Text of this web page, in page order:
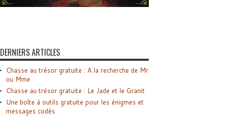
DERNIERS ARTICLES
Chasse au trésor gratuite : A la recherche de Mr
ou Mme
Chasse au trésor gratuite : Le Jade et le Granit
Une boîte à outils gratuite pour les énigmes et
messages codés